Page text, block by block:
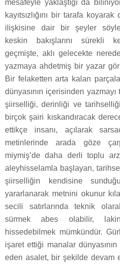
mesafeyle yaklaştığı da
kayıtsızlığını bir tarafa
ilişkisine dair bir şeyler
keskin bakışlarını sürekli
geçmişte, aklı gelecekte
yazmaya ahdetmiş bir yazar
Bir felaketten arta kalan
dünyasının içerisinden
şiirselliği, derinliği ve
birçok şairi kıskandıracak
ettikçe insanı, açılarak
metinlerinde arada göze
miymiş’de daha derli toplu
aleyhisselamla başlayan,
şiirselliğin kendisine
yararlanarak metnini okunur
secili satırlarında teknik
sürmek abes olabilir,
hissedebilmek mümkündür.
işaret ettiği manalar
eden asalet, bir şekilde devam